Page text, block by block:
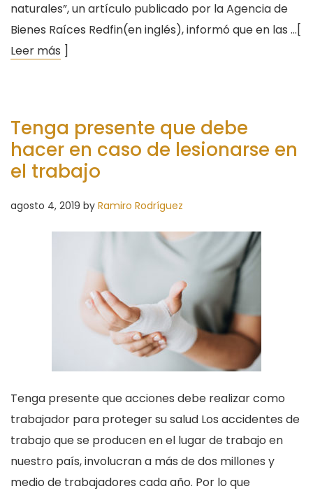
naturales”, un artículo publicado por la Agencia de
Bienes Raíces Redfin(en inglés), informó que en las …[
Leer más ]
Tenga presente que debe
hacer en caso de lesionarse en
el trabajo
agosto 4, 2019 by Ramiro Rodríguez
Tenga presente que acciones debe realizar como
trabajador para proteger su salud Los accidentes de
trabajo que se producen en el lugar de trabajo en
nuestro país, involucran a más de dos millones y
medio de trabajadores cada año. Por lo que